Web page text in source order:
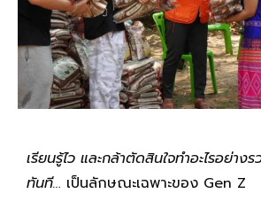
เรียนรู้ไว และกล้าตัดสินใจทำอะไรอย่าง
ทันที… เป็นลักษณะเฉพาะของ Gen Z